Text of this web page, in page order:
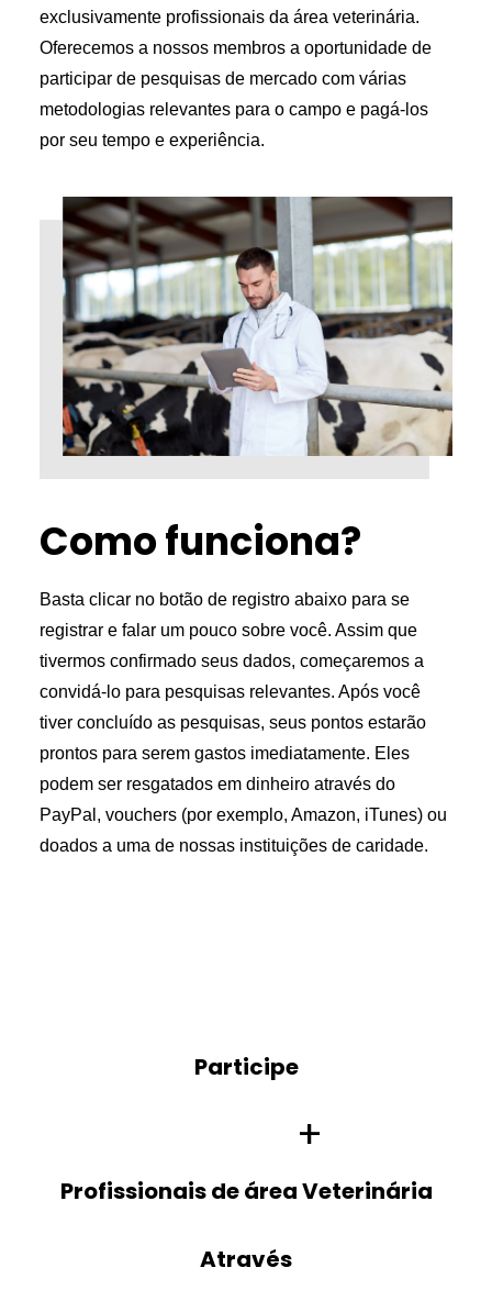
exclusivamente profissionais da área veterinária.
Oferecemos a nossos membros a oportunidade de
participar de pesquisas de mercado com várias
metodologias relevantes para o campo e pagá-los
por seu tempo e experiência.
Como funciona?
Basta clicar no botão de registro abaixo para se
registrar e falar um pouco sobre você. Assim que
tivermos confirmado seus dados, começaremos a
convidá-lo para pesquisas relevantes. Após você
tiver concluído as pesquisas, seus pontos estarão
prontos para serem gastos imediatamente. Eles
podem ser resgatados em dinheiro através do
PayPal, vouchers (por exemplo, Amazon, iTunes) ou
doados a uma de nossas instituições de caridade.
Participe
+
Profissionais de áreaVeterinária
Através